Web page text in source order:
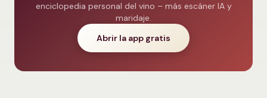
enciclopedia personal del vino – más escáner IA y
maridaje.
Abrir la app gratis